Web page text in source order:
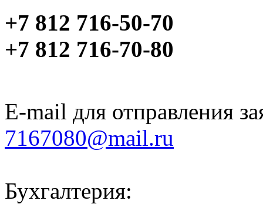
+7 812 716-50-70
+7 812 716-70-80
E-mail для отправления
7167080@mail.ru
Бухгалтерия: